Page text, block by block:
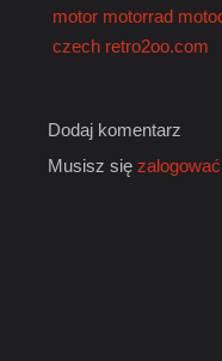
motor motorrad
czech retro2oo.com
Dodaj komentarz
Musisz się zalogować